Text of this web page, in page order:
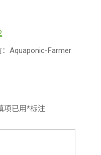
Aquaponic-Farmer
项已用*标注